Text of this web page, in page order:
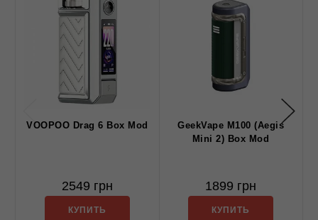
VOOPOO Drag 6 Box Mod
2549 грн
КУПИТЬ
GeekVape M100 (Aegis
Mini 2) Box Mod
1899 грн
КУПИТЬ